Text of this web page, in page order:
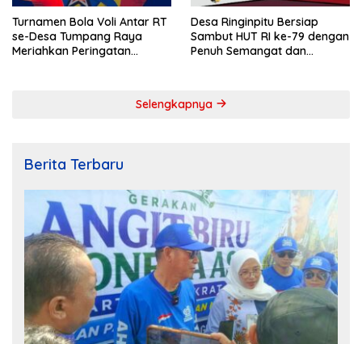
Turnamen Bola Voli Antar RT
se-Desa Tumpang Raya
Meriahkan Peringatan
Desa Ringinpitu Bersiap
Sambut HUT RI ke-79 dengan
Penuh Semangat dan
Selengkapnya
Berita Terbaru